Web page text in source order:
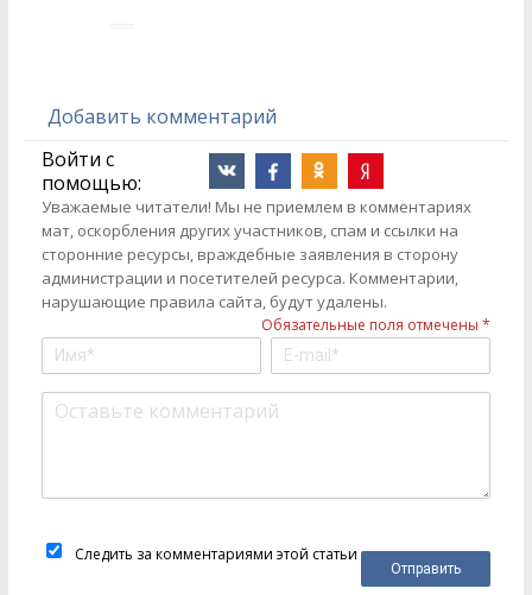
Добавить комментарий
Войти с
помощью:
Уважаемые читатели! Мы не приемлем в комментариях
мат, оскорбления других участников, спам и ссылки на
сторонние ресурсы, враждебные заявления в сторону
администрации и посетителей ресурса. Комментарии,
нарушающие правила сайта, будут удалены.
Обязательные поля отмечены *
Следить за комментариями этой статьи